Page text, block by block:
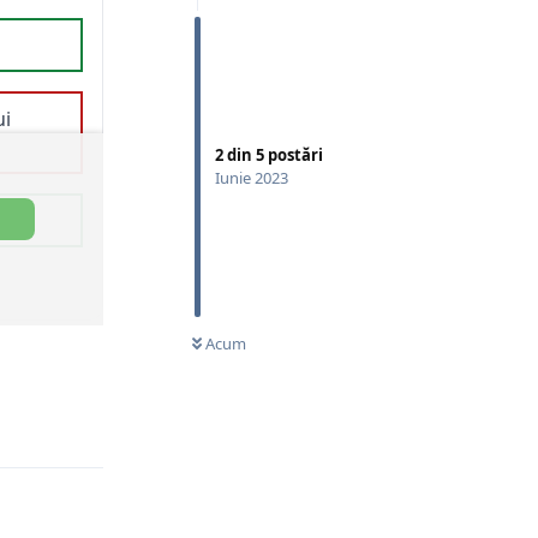
2din 5 postări
Iunie 2023
Acum